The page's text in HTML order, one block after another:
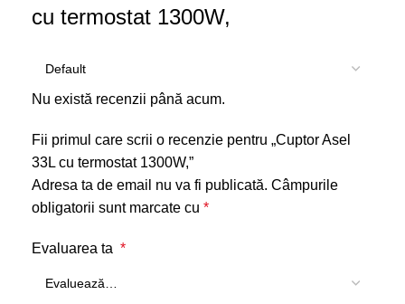
cu termostat 1300W,
Nu există recenzii până acum.
Fii primul care scrii o recenzie pentru „Cuptor Asel
33L cu termostat 1300W,”
Adresa ta de email nu va fi publicată. Câmpurile
obligatorii sunt marcate cu *
Evaluarea ta *